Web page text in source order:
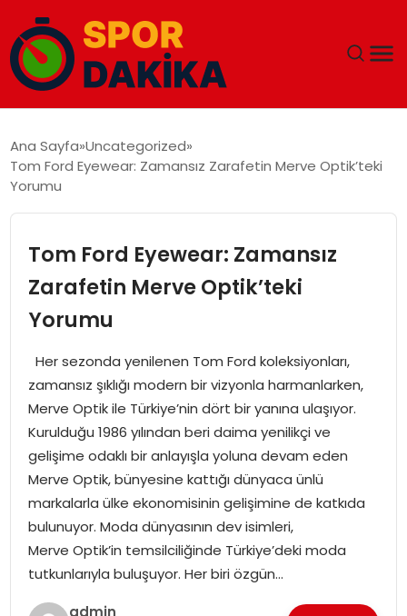
EKONOMI
MAGAZIN
SAĞLIK
SIYASET
SPOR
TEKNOLOJI
YAŞAM
Ana Sayfa Uncategorized
Tom Ford Eyewear: Zamansız Zarafetin Merve Optik’teki
Yorumu
Tom Ford Eyewear: Zamansız
Zarafetin Merve Optik’teki
Yorumu
Her sezonda yenilenen Tom Ford koleksiyonları,
zamansız şıklığı modern bir vizyonla harmanlarken,
Merve Optik ile Türkiye’nin dört bir yanına ulaşıyor.
Kurulduğu 1986 yılından beri daima yenilikçi ve
gelişime odaklı bir anlayışla yoluna devam eden
Merve Optik, bünyesine kattığı dünyaca ünlü
markalarla ülke ekonomisinin gelişimine de katkıda
bulunuyor. Moda dünyasının dev isimleri,
Merve Optik’in temsilciliğinde Türkiye’deki moda
tutkunlarıyla buluşuyor. Her biri özgün…
admin